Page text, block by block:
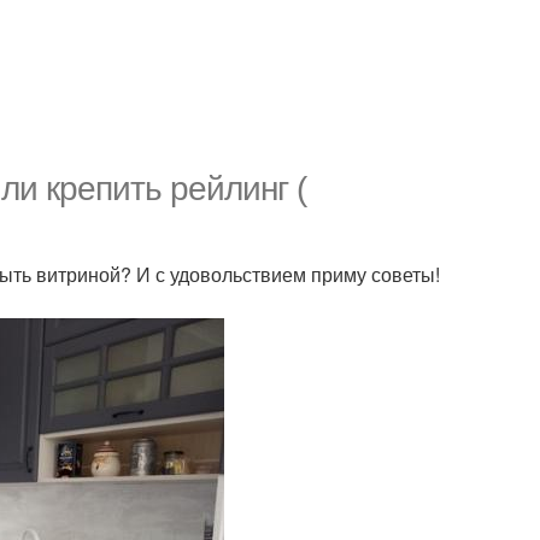
крепить рейлинг (
витриной? И с удовольствием приму советы!